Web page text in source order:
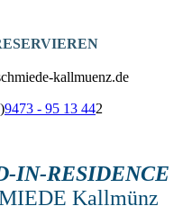
kallmuenz.de
9473 - 95 13 442
IN-RESIDENCE
Kallmünz